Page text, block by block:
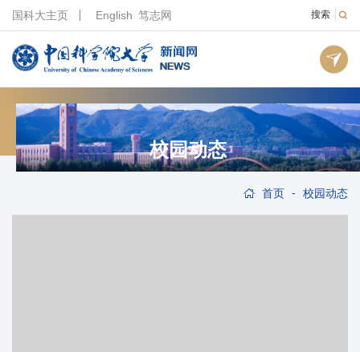
搜索
国科大主页 English 笃志网
校园动态
首页 - 校园动态